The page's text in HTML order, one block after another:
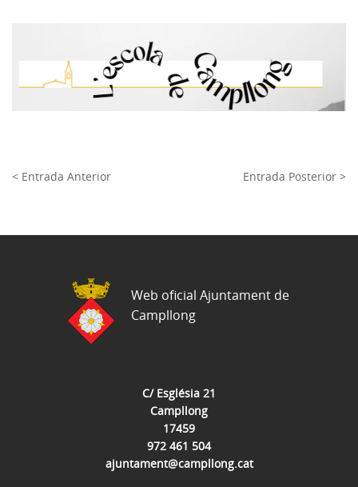
< Entrada Anterior Entrada Posterior >
C/ Església 21
Campllong
17459
972 461 504
ajuntament@campllong.cat
Web oficial Ajuntament de
Campllong